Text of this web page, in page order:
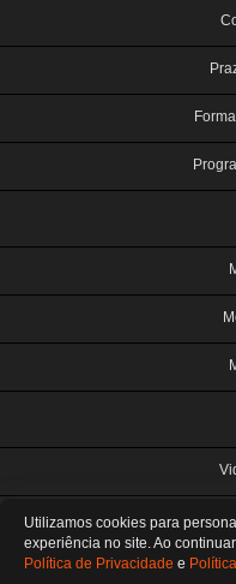
TERABYTE ATACADO E
CNPJ:
De segunda a
SOMOS E-COMMERCE -
Utilizamos cookies para
experiência no site. Ao
Política de Privacidade e